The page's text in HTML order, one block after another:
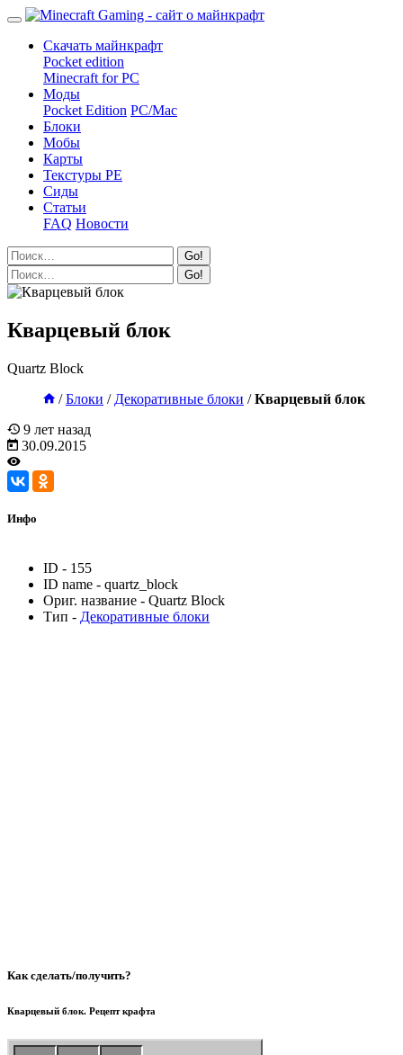
Скачать майнкрафт
Pocket edition
Minecraft for PC
Моды
Pocket Edition PC/Mac
Блоки
Мобы
Карты
Текстуры PE
Сиды
Статьи
FAQ Новости
Go!
Go!
Кварцевый блок
Quartz Block
/Блоки / Декоративные блоки /Кварцевый блок
9 лет назад
30.09.2015
Инфо
ID - 155
ID name - quartz_block
Ориг. название - Quartz Block
Тип - Декоративные блоки
Как сделать/получить?
Кварцевый блок. Рецепт крафта